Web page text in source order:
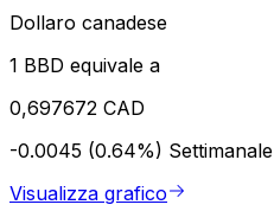
Dollaro canadese
1 BBD equivale a
0,697672 CAD
-0.0045 (0.64%) Settimanale
Visualizza grafico